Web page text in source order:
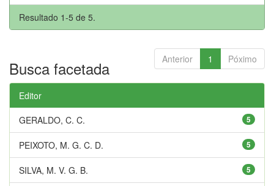
Resultado 1-5 de 5.
Anterior 1 Póximo
Busca facetada
Editor
5
GERALDO, C. C.
5
PEIXOTO, M. G. C. D.
5
SILVA, M. V. G. B.